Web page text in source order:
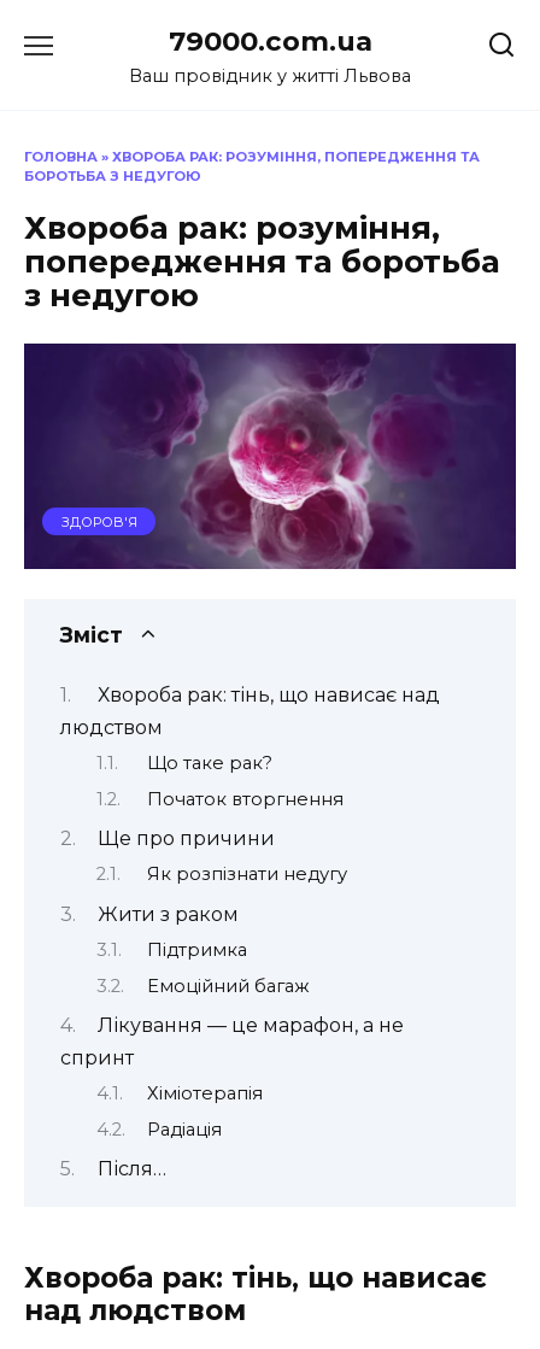
до
79000.com.ua
Ваш провідник у житті Львова
ГОЛОВНА » ХВОРОБА РАК: РОЗУМІННЯ, ПОПЕРЕДЖЕННЯ ТА
БОРОТЬБА З НЕДУГОЮ
Хвороба рак: розуміння,
попередження та боротьба
з недугою
ЗДОРОВ'Я
Зміст
Хвороба рак: тінь, що нависає над
людством
Що таке рак?
Початок вторгнення
Ще про причини
Як розпізнати недугу
Жити з раком
Підтримка
Емоційний багаж
Лікування — це марафон, а не
спринт
Хіміотерапія
Радіація
Після…
Хвороба рак: тінь, що нависає
над людством